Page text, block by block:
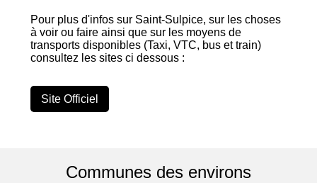
Pour plus d'infos sur Saint-Sulpice, sur les choses
à voir ou faire ainsi que sur les moyens de
transports disponibles (Taxi, VTC, bus et train)
consultez les sites ci dessous :
Site Officiel
Communes des environs